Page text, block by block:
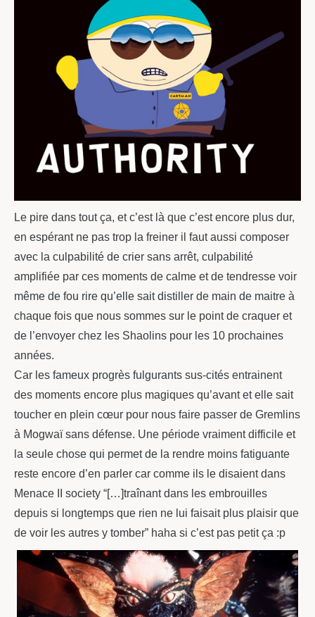
Le pire dans tout ça, et c’est là que c’est encore plus dur,
en espérant ne pas trop la freiner il faut aussi composer
avec la culpabilité de crier sans arrêt, culpabilité
amplifiée par ces moments de calme et de tendresse voir
même de fou rire qu’elle sait distiller de main de maitre à
chaque fois que nous sommes sur le point de craquer et
de l’envoyer chez les Shaolins pour les 10 prochaines
années.
Car les fameux progrès fulgurants sus-cités entrainent
des moments encore plus magiques qu’avant et elle sait
toucher en plein cœur pour nous faire passer de Gremlins
à Mogwaï sans défense. Une période vraiment difficile et
la seule chose qui permet de la rendre moins fatiguante
reste encore d’en parler car comme ils le disaient dans
Menace II society “[…]traînant dans les embrouilles
depuis si longtemps que rien ne lui faisait plus plaisir que
de voir les autres y tomber” haha si c’est pas petit ça :p